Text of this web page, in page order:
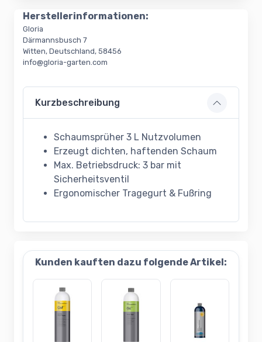
Herstellerinformationen:
Gloria
Därmannsbusch 7
Witten, Deutschland, 58456
info@gloria-garten.com
Kurzbeschreibung
Schaumsprüher 3 L Nutzvolumen
Erzeugt dichten, haftenden Schaum
Max. Betriebsdruck: 3 bar mit
Sicherheitsventil
Ergonomischer Tragegurt & Fußring
Kunden kauften dazu folgende Artikel: